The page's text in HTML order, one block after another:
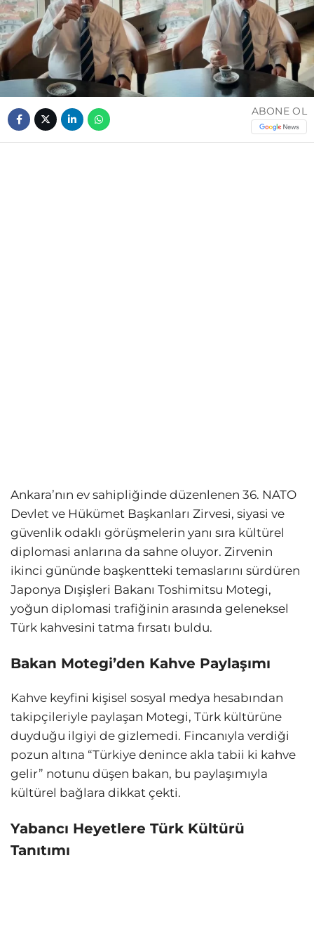
ABONE OL
Ankara’nın ev sahipliğinde düzenlenen 36. NATO
Devlet ve Hükümet Başkanları Zirvesi, siyasi ve
güvenlik odaklı görüşmelerin yanı sıra kültürel
diplomasi anlarına da sahne oluyor. Zirvenin
ikinci gününde başkentteki temaslarını sürdüren
Japonya Dışişleri Bakanı Toshimitsu Motegi,
yoğun diplomasi trafiğinin arasında geleneksel
Türk kahvesini tatma fırsatı buldu.
Bakan Motegi’den Kahve Paylaşımı
Kahve keyfini kişisel sosyal medya hesabından
takipçileriyle paylaşan Motegi, Türk kültürüne
duyduğu ilgiyi de gizlemedi. Fincanıyla verdiği
pozun altına “Türkiye denince akla tabii ki kahve
gelir” notunu düşen bakan, bu paylaşımıyla
kültürel bağlara dikkat çekti.
Yabancı Heyetlere Türk Kültürü
Tanıtımı